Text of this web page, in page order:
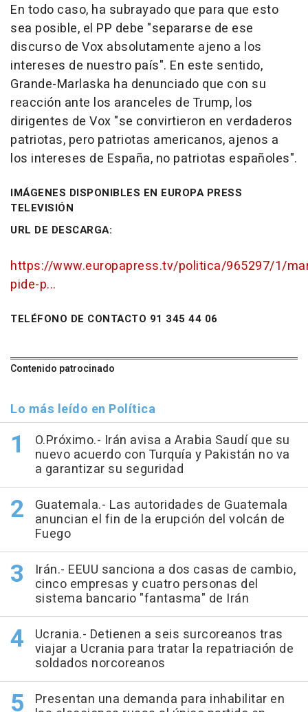
En todo caso, ha subrayado que para que esto
sea posible, el PP debe "separarse de ese
discurso de Vox absolutamente ajeno a los
intereses de nuestro país". En este sentido,
Grande-Marlaska ha denunciado que con su
reacción ante los aranceles de Trump, los
dirigentes de Vox "se convirtieron en verdaderos
patriotas, pero patriotas americanos, ajenos a
los intereses de España, no patriotas españoles".
IMÁGENES DISPONIBLES EN EUROPA PRESS
TELEVISIÓN
URL DE DESCARGA:
https://www.europapress.tv/politica/965297/1/
pide-p...
TELÉFONO DE CONTACTO 91 345 44 06
Contenido patrocinado
Lo más leído en Política
O.Próximo.- Irán avisa a Arabia Saudí que su
nuevo acuerdo con Turquía y Pakistán no va
a garantizar su seguridad
Guatemala.- Las autoridades de Guatemala
anuncian el fin de la erupción del volcán de
Fuego
Irán.- EEUU sanciona a dos casas de cambio,
cinco empresas y cuatro personas del
sistema bancario "fantasma" de Irán
Ucrania.- Detienen a seis surcoreanos tras
viajar a Ucrania para tratar la repatriación de
soldados norcoreanos
Presentan una demanda para inhabilitar en